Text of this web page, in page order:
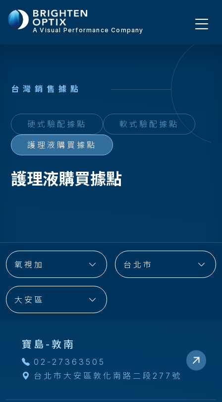
A Visual Performance Company
台灣銷 售據點
硬式驗配據點 軟式驗配據點
護理液購買據點
護理液購買據點
氧視加 台北市
大安區
寶島-敦南
02-27363505
台北市大安區敦化南路二段277號